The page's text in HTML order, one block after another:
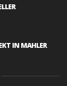
IN MAHLER